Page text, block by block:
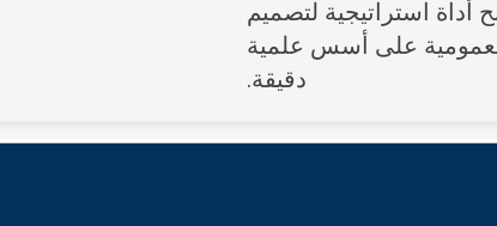
أداة استراتيجية لتصميم
على أسس علمية
دقيقة.